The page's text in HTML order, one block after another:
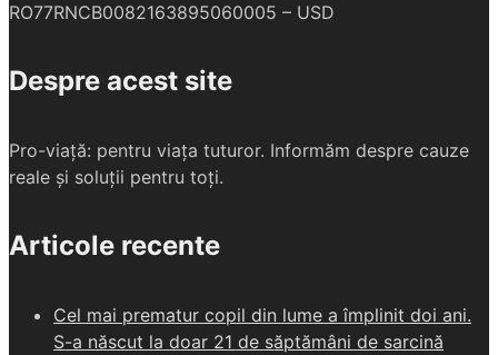
RO77RNCB0082163895060005 – USD
Despre acest site
Pro-viață: pentru viața tuturor. Informăm despre cauze
reale și soluții pentru toți.
Articole recente
Cel mai prematur copil din lume a împlinit doi ani.
S-a născut la doar 21 de săptămâni de sarcină